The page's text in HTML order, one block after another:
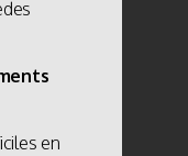
en